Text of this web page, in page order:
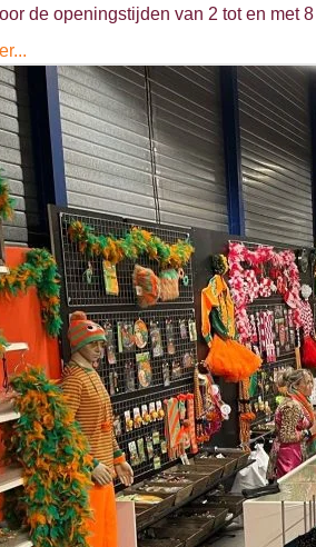
de openingstijden van 2 tot en met